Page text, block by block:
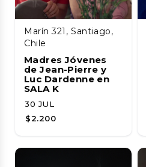
Marín 321, Santiago,
Chile
Madres Jóvenes
de Jean-Pierre y
Luc Dardenne en
SALA K
30 JUL
$2.200